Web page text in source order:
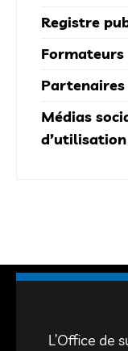
Registre
Formateurs
Médias
d’utilisation
L’Office de